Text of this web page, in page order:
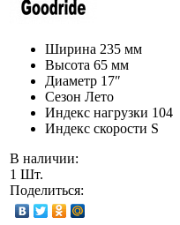
Ширина 235 мм
Высота 65 мм
Диаметр 17″
Сезон Лето
Индекс нагрузки 104
Индекс скорости S
В наличии:
1 Шт.
Поделиться: